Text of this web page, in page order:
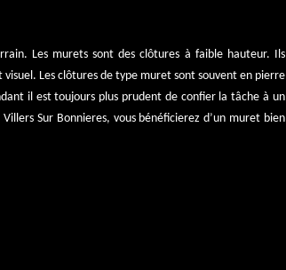
Les murets sont des clôtures à faible hauteur. Ils
Les clôtures de type muret sont souvent en pierre
il est toujours plus prudent de confier la tâche à un
Sur Bonnieres, vous bénéficierez d’un muret bien